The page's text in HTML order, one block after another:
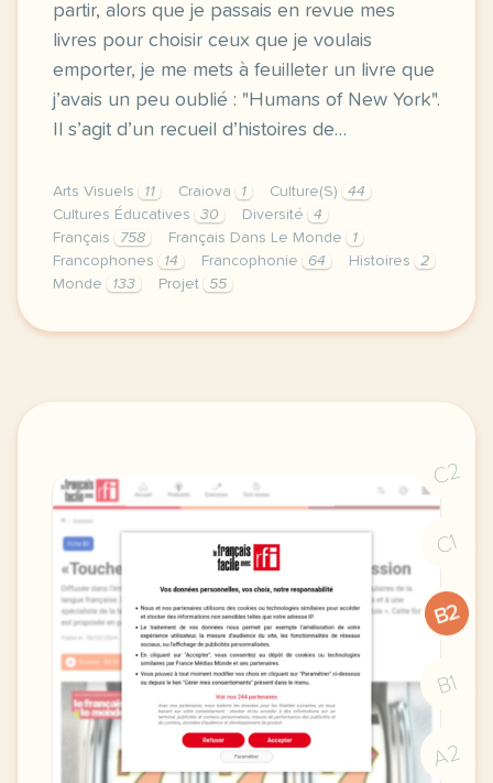
partir, alors que je passais en revue mes
livres pour choisir ceux que je voulais
emporter, je me mets à feuilleter un livre que
j’avais un peu oublié : "Humans of New York".
Il s’agit d’un recueil d’histoires de…
Arts Visuels 11 Craiova 1 Culture(S)
44
Cultures Éducatives
30 Diversité
4
Français
758 Français Dans Le Monde
1
Francophones
14 Francophonie 64 Histoires
2
Monde
133 Projet 55
voila un mois que je suis arrivee a craiova en
C2
C1
B2
B1
A2